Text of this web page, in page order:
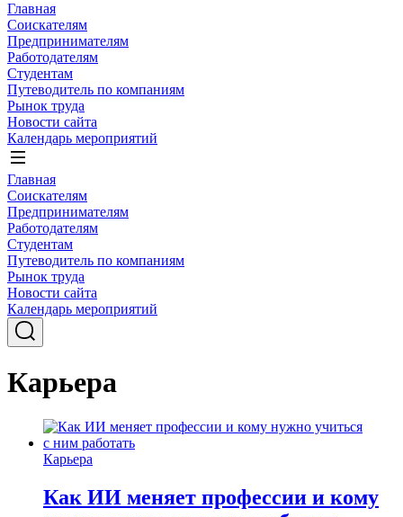
Главная
Соискателям
Предпринимателям
Работодателям
Студентам
Путеводитель по компаниям
Рынок труда
Новости сайта
Календарь мероприятий
Главная
Соискателям
Предпринимателям
Работодателям
Студентам
Путеводитель по компаниям
Рынок труда
Новости сайта
Календарь мероприятий
Карьера
Карьера
Как ИИ меняет профессии и кому